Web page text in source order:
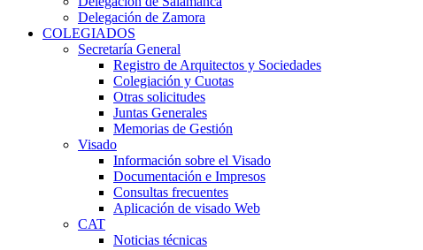
Delegación de Zamora
COLEGIADOS
Secretaría General
Registro de Arquitectos y Sociedades
Colegiación y Cuotas
Otras solicitudes
Juntas Generales
Memorias de Gestión
Visado
Información sobre el Visado
Documentación e Impresos
Consultas frecuentes
Aplicación de visado Web
CAT
Noticias técnicas